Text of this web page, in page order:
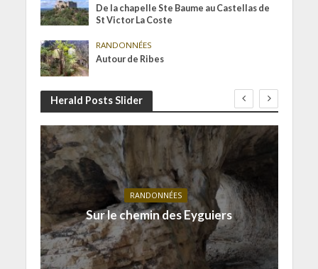
De la chapelle Ste Baume au Castellas de
St Victor La Coste
RANDONNÉES
Autour de Ribes
Herald Posts Slider
RANDONNÉES
Sur le chemin des Eyguiers